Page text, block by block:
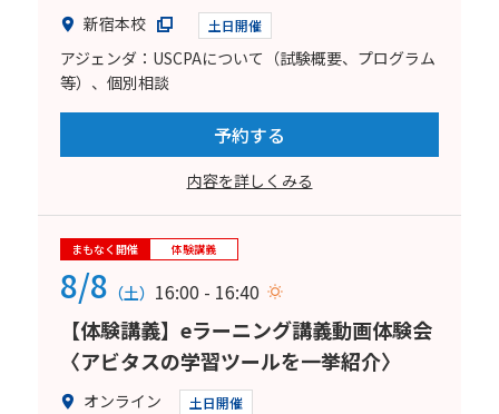
新宿本校 土日開催
アジェンダ：USCPAについて（試験概要、プログラム
等）、個別相談
予約する
内容を詳しくみる
まもなく開催 体験講義
8/8 （土） 16:00 - 16:40
【体験講義】eラーニング講義動画体験会
〈アビタスの学習ツールを一挙紹介〉
オンライン 土日開催